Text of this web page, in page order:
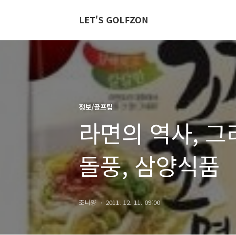
LET'S GOLFZON
정보/골프팁
라면의 역사,
돌풍, 삼양식품
조니양 2011. 12. 11. 09:00